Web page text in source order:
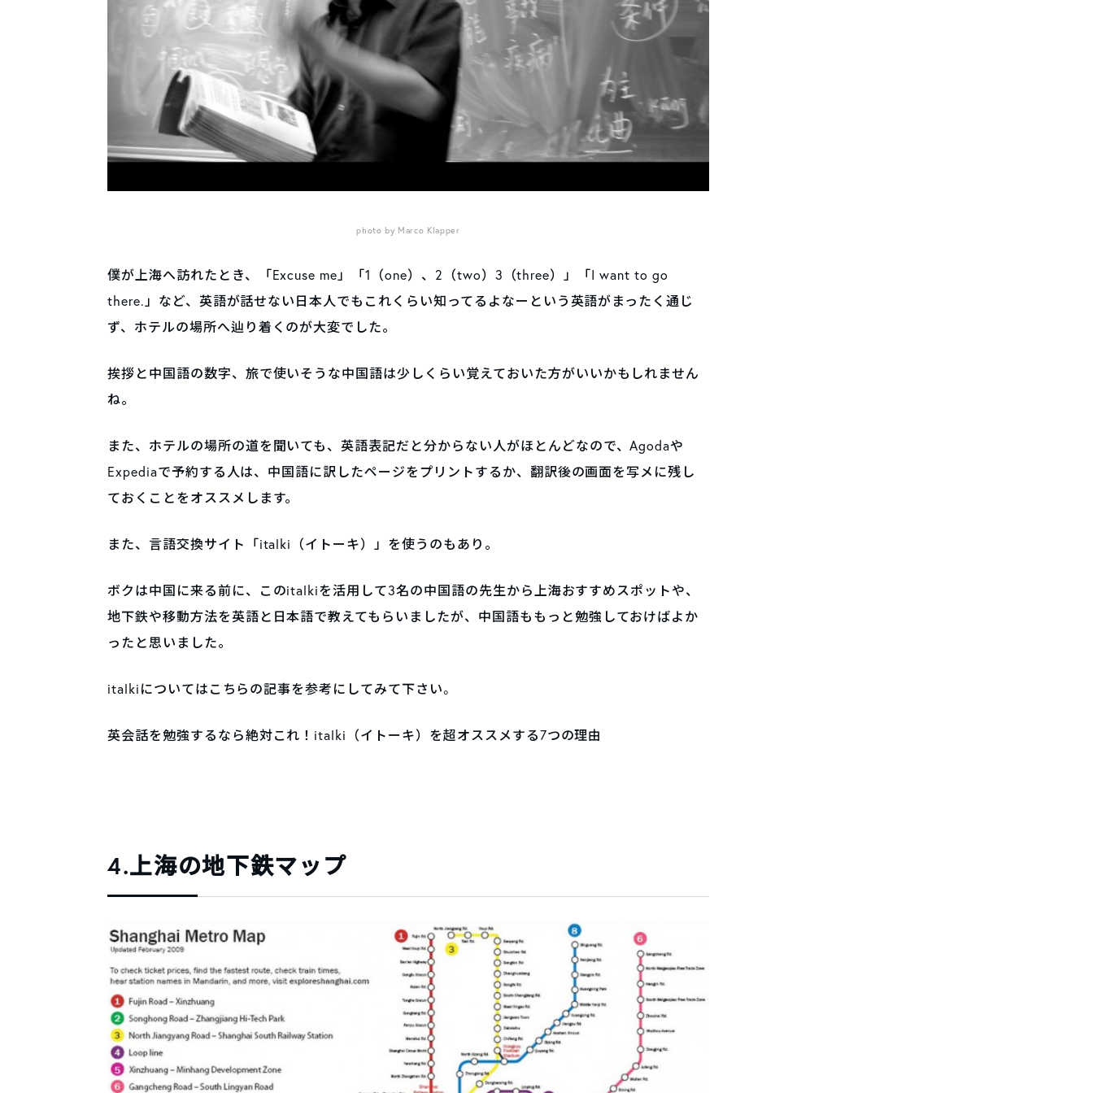
photo by Marco Klapper
僕が上海へ訪れたとき、「Excuse me」「1（one）、2（two）3（three）」「I want to go
there.」など、英語が話せない日本人でもこれくらい知ってるよなーという英語がまったく通じ
ず、ホテルの場所へ辿り着くのが大変でした。
挨拶と中国語の数字、旅で使いそうな中国語は少しくらい覚えておいた方がいいかもしれません
ね。
また、ホテルの場所の道を聞いても、英語表記だと分からない人がほとんどなので、Agodaや
Expediaで予約する人は、中国語に訳したページをプリントするか、翻訳後の画面を写メに残し
ておくことをオススメします。
また、言語交換サイト「italki（イトーキ）」を使うのもあり。
ボクは中国に来る前に、このitalkiを活用して3名の中国語の先生から上海おすすめスポットや、
地下鉄や移動方法を英語と日本語で教えてもらいましたが、中国語ももっと勉強しておけばよか
ったと思いました。
italkiについてはこちらの記事を参考にしてみて下さい。
英会話を勉強するなら絶対これ！italki（イトーキ）を超オススメする7つの理由
4.上海の地下鉄マップ